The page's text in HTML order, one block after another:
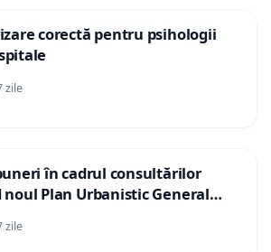
corectă pentru psihologii
zile
în cadrul consultărilor
Plan Urbanistic General
zile